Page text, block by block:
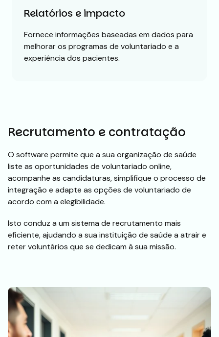
Relatórios e impacto
Fornece informações baseadas em dados para
melhorar os programas de voluntariado e a
experiência dos pacientes.
Recrutamento e contratação
O software permite que a sua organização de saúde
liste as oportunidades de voluntariado online,
acompanhe as candidaturas, simplifique o processo de
integração e adapte as opções de voluntariado de
acordo com a elegibilidade.
Isto conduz a um sistema de recrutamento mais
eficiente, ajudando a sua instituição de saúde a atrair e
reter voluntários que se dedicam à sua missão.